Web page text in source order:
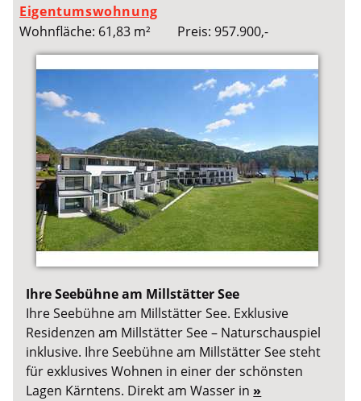
Eigentumswohnung
Wohnfläche: 61,83 m²
Preis: 957.900,-
Ihre Seebühne am Millstätter See
Ihre Seebühne am Millstätter See. Exklusive
Residenzen am Millstätter See – Naturschauspiel
inklusive. Ihre Seebühne am Millstätter See steht
für exklusives Wohnen in einer der schönsten
Lagen Kärntens. Direkt am Wasser in »